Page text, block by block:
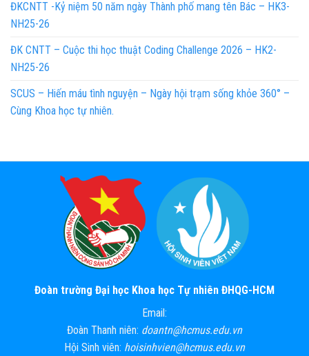
ĐKCNTT -Kỷ niệm 50 năm ngày Thành phố mang tên Bác – HK3-
NH25-26
ĐK CNTT – Cuộc thi học thuật Coding Challenge 2026 – HK2-
NH25-26
SCUS – Hiến máu tình nguyện – Ngày hội trạm sống khỏe 360° –
Cùng Khoa học tự nhiên.
Đoàn trường Đại học Khoa học Tự nhiên ĐHQG-HCM
Email:
Đoàn Thanh niên: doantn@hcmus.edu.vn
Hội Sinh viên: hoisinhvien@hcmus.edu.vn